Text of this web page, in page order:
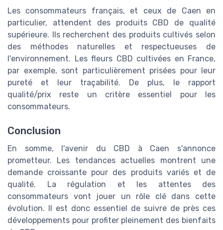
Les consommateurs français, et ceux de Caen en
particulier, attendent des produits CBD de qualité
supérieure. Ils recherchent des produits cultivés selon
des méthodes naturelles et respectueuses de
l'environnement. Les fleurs CBD cultivées en France,
par exemple, sont particulièrement prisées pour leur
pureté et leur traçabilité. De plus, le rapport
qualité/prix reste un critère essentiel pour les
consommateurs.
Conclusion
En somme, l'avenir du CBD à Caen s'annonce
prometteur. Les tendances actuelles montrent une
demande croissante pour des produits variés et de
qualité. La régulation et les attentes des
consommateurs vont jouer un rôle clé dans cette
évolution. Il est donc essentiel de suivre de près ces
développements pour profiter pleinement des bienfaits